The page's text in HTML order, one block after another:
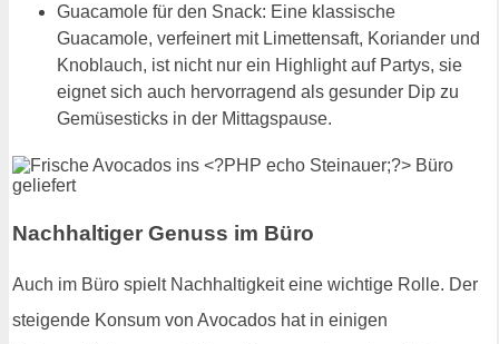
Guacamole für den Snack: Eine klassische
Guacamole, verfeinert mit Limettensaft, Koriander und
Knoblauch, ist nicht nur ein Highlight auf Partys, sie
eignet sich auch hervorragend als gesunder Dip zu
Gemüsesticks in der Mittagspause.
Nachhaltiger Genuss im Büro
Auch im Büro spielt Nachhaltigkeit eine wichtige Rolle. Der
steigende Konsum von Avocados hat in einigen